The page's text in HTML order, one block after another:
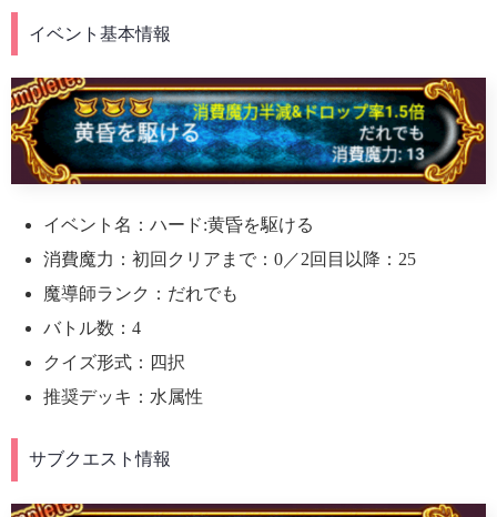
イベント基本情報
イベント名：ハード:黄昏を駆ける
消費魔力：初回クリアまで：0／2回目以降：25
魔導師ランク：だれでも
バトル数：4
クイズ形式：四択
推奨デッキ：水属性
サブクエスト情報